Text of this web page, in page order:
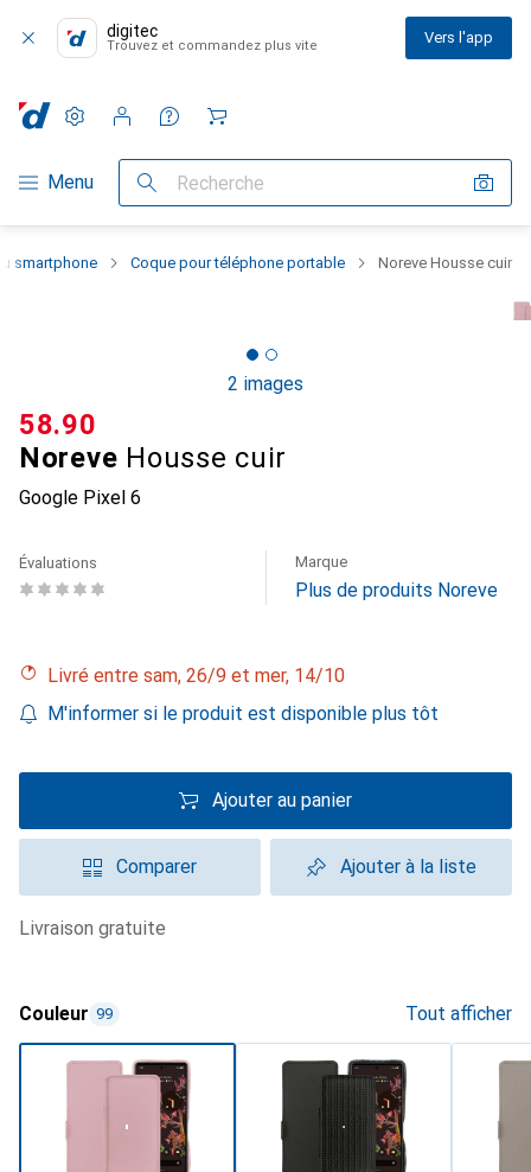
digitec
Trouvez et commandez plus vite Vers l'app
Navigation par catégorie
Menu Recherche
Paramètres
Compte client
Listes de comparaison
Listes d'envies
Panier
smartphone Coque pour téléphone portable Noreve Housse cuir
2 images
Noreve Housse cuir
Google Pixel 6
CHF
58.90
Évaluations Marque
Plus de produits Noreve
Livré entre sam, 26/9 et mer, 14/10
M'informer si le produit est disponible plus tôt
Ajouter au panier
Comparer Ajouter à la liste
livraison gratuite
Couleur 99 Tout afficher